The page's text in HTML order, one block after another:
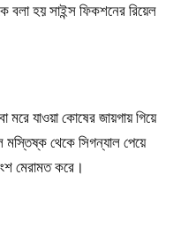
হয় সাইন্স ফিকশনের রিয়েল
মরে যাওয়া কোষের জায়গায় গিয়ে
থেকে সিগন্যাল পেয়ে
মেরামত করে।